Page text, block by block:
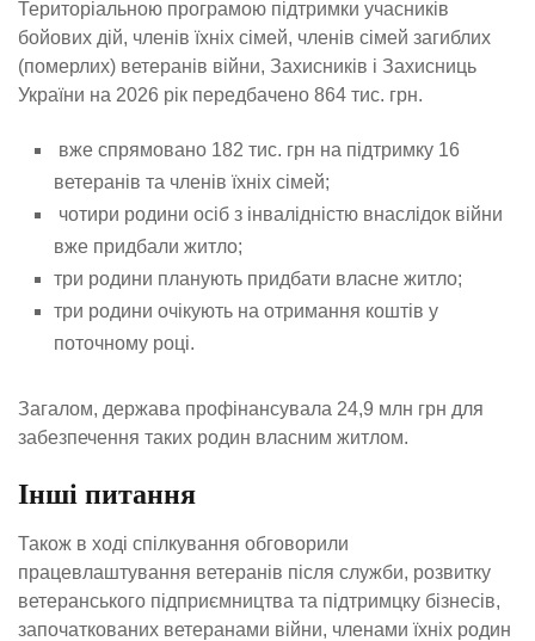
Територіальною програмою підтримки учасників
бойових дій, членів їхніх сімей, членів сімей загиблих
(померлих) ветеранів війни, Захисників і Захисниць
України на 2026 рік передбачено 864 тис. грн.
вже спрямовано 182 тис. грн на підтримку 16
ветеранів та членів їхніх сімей;
чотири родини осіб з інвалідністю внаслідок війни
вже придбали житло;
три родини планують придбати власне житло;
три родини очікують на отримання коштів у
поточному році.
Загалом, держава профінансувала 24,9 млн грн для
забезпечення таких родин власним житлом.
Інші питання
Також в ході спілкування обговорили
працевлаштування ветеранів після служби, розвитку
ветеранського підприємництва та підтримцку бізнесів,
започаткованих ветеранами війни, членами їхніх родин